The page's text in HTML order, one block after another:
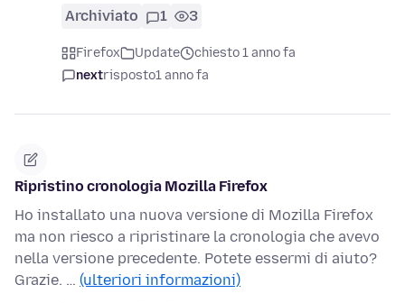
Archiviato 1 3
Firefox Update
chiesto 1 anno fa
nextrisposto1 anno fa
Ripristino cronologia Mozilla Firefox
Ho installato una nuova versione di Mozilla Firefox
ma non riesco a ripristinare la cronologia che avevo
nella versione precedente. Potete essermi di aiuto?
Grazie. … (ulteriori informazioni)